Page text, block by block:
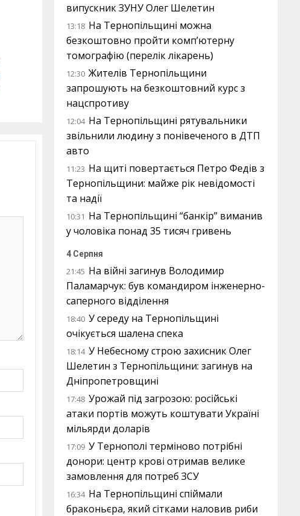
випускник ЗУНУ Олег Шелетин
13:18 На Тернопільщині можна
безкоштовно пройти комп’ютерну
томографію (перелік лікарень)
12:30 Жителів Тернопільщини
запрошують на безкоштовний курс з
нацспротиву
12:04 На Тернопільщині рятувальники
звільнили людину з понівеченого в ДТП
авто
11:23 На щиті повертається Петро Федів з
Тернопільщини: майже рік невідомості
та надії
10:31 На Тернопільщині “банкір” виманив
у чоловіка понад 35 тисяч гривень
4 Серпня
21:45 На війні загинув Володимир
Паламарчук: був командиром інженерно-
саперного відділення
18:40 У середу на Тернопільщині
очікується шалена спека
18:14 У Небесному строю захисник Олег
Шелетин з Тернопільщини: загинув на
Дніпропетровщині
17:48 Урожай під загрозою: російські
атаки портів можуть коштувати Україні
мільярди доларів
17:09 У Тернополі терміново потрібні
донори: центр крові отримав велике
замовлення для потреб ЗСУ
16:34 На Тернопільщині спіймали
браконьєра, який сітками наловив риби